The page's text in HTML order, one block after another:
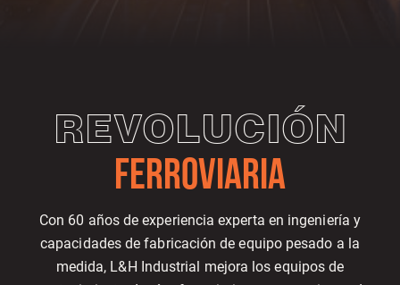
REVOLUCIÓN
FERROVIARIA
Con 60 años de experiencia experta en ingeniería y
capacidades de fabricación de equipo pesado a la
medida, L&H Industrial mejora los equipos de